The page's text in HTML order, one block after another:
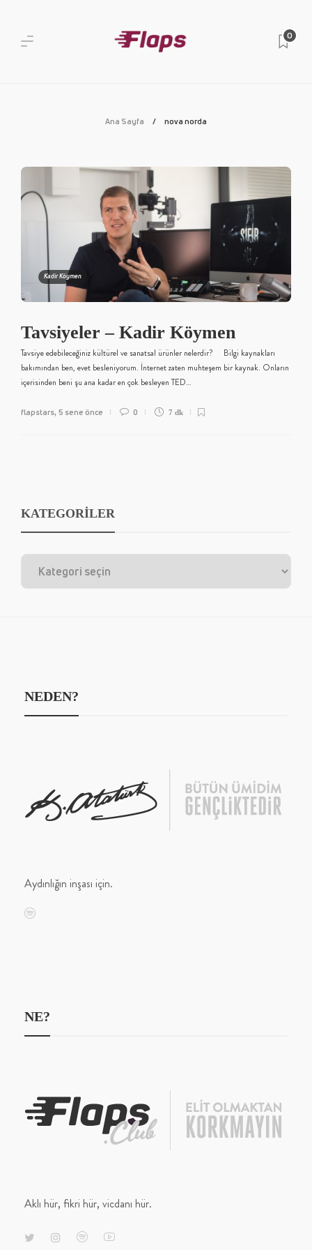
0
Ana Sayfa nova norda
Kadir Köymen
Tavsiyeler – Kadir Köymen
Tavsiye edebileceğiniz kültürel ve sanatsal ürünler nelerdir? Bilgi kaynakları
bakımından ben, evet besleniyorum. İnternet zaten muhteşem bir kaynak. Onların
içerisinden beni şu ana kadar en çok besleyen TED…
flapstars, 5 sene önce 0 7 dk
KATEGORİLER
NEDEN?
Aydınlığın inşası için.
NE?
Aklı hür, fikri hür, vicdanı hür.